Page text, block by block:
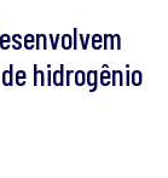
hidrogênio